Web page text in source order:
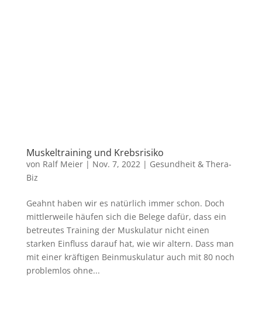
Muskeltraining und Krebsrisiko
von Ralf Meier| Nov. 7, 2022| Gesundheit & Thera-
Biz
Geahnt haben wir es natürlich immer schon. Doch
mittlerweile häufen sich die Belege dafür, dass ein
betreutes Training der Muskulatur nicht einen
starken Einfluss darauf hat, wie wir altern. Dass man
mit einer kräftigen Beinmuskulatur auch mit 80 noch
problemlos ohne...